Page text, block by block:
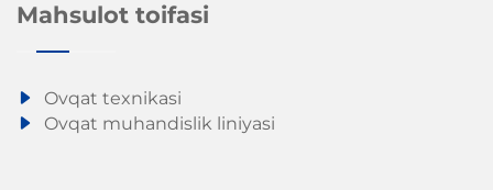
Mahsulot toifasi
Ovqat texnikasi
Ovqat muhandislik liniyasi